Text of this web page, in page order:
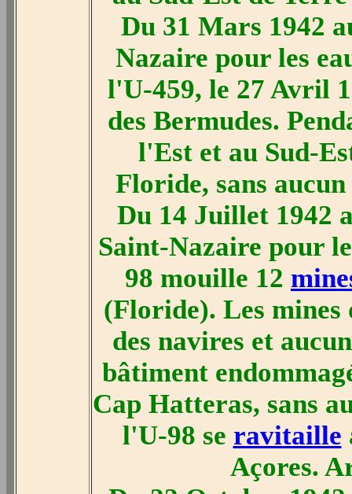
Du 31 Mars 1942
Nazaire pour les
l'U-459, le 27 Avril
des Bermudes.
l'Est et au Sud-
Floride, sans
Du 14 Juillet 1942
Saint-Nazaire pour
98 mouille 12
(Floride). Les mines
des navires et
bâtiment
Cap Hatteras, sans
l'U-98 se ravitaille
Açores.